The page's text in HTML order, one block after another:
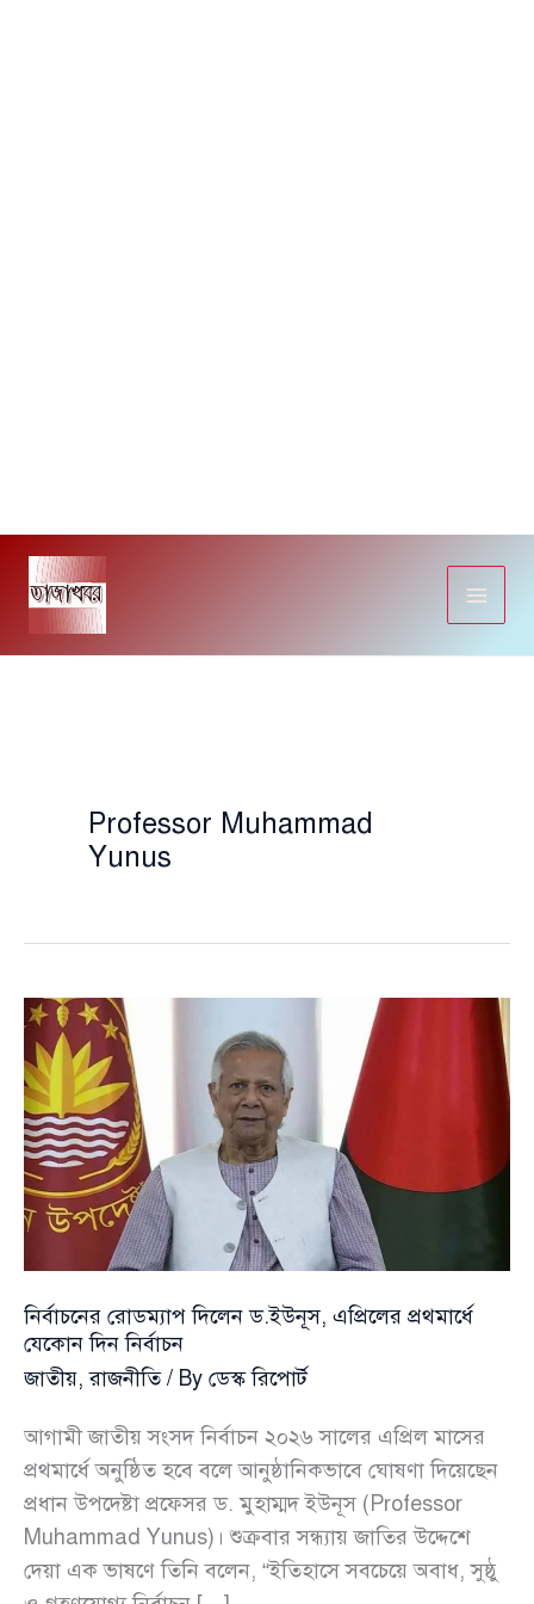
Skip
content
Professor Muhammad
Yunus
নির্বাচনের রোডম্যাপ দিলেন ড.ইউনূস, এপ্রিলের প্রথমার্ধে
যেকোন দিন নির্বাচন
জাতীয়,রাজনীতি/ By ডেস্ক রিপোর্ট
আগামী জাতীয় সংসদ নির্বাচন ২০২৬ সালের এপ্রিল মাসের
প্রথমার্ধে অনুষ্ঠিত হবে বলে আনুষ্ঠানিকভাবে ঘোষণা দিয়েছেন
প্রধান উপদেষ্টা প্রফেসর ড. মুহাম্মদ ইউনূস (Professor
Muhammad Yunus)। শুক্রবার সন্ধ্যায় জাতির উদ্দেশে
দেয়া এক ভাষণে তিনি বলেন, “ইতিহাসে সবচেয়ে অবাধ, সুষ্ঠু